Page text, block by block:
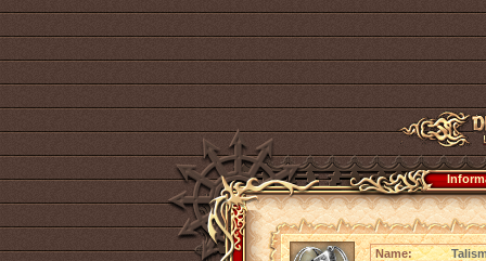
Name: